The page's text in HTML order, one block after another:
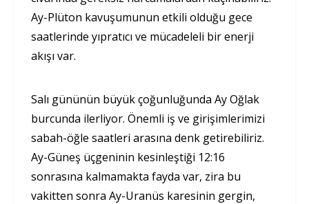
Ay-Plüton kavuşumunun etkili olduğu gece
saatlerinde yıpratıcı ve mücadeleli bir enerji
akışı var.
Salı gününün büyük çoğunluğunda Ay Oğlak
burcunda ilerliyor. Önemli iş ve girişimlerimizi
sabah-öğle saatleri arasına denk getirebiliriz.
Ay-Güneş üçgeninin kesinleştiği 12:16
sonrasına kalmamakta fayda var, zira bu
vakitten sonra Ay-Uranüs karesinin gergin,